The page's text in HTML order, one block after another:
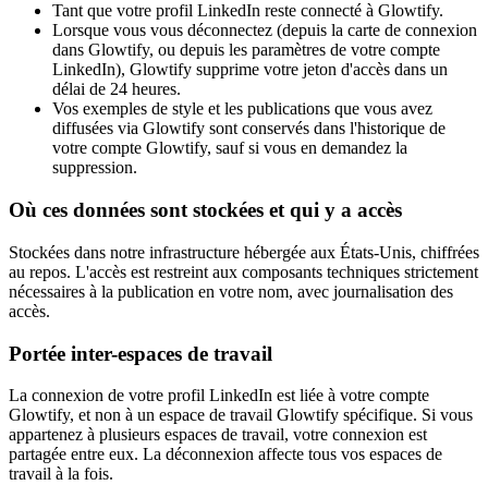
Tant que votre profil LinkedIn reste connecté à Glowtify.
Lorsque vous vous déconnectez (depuis la carte de connexion
dans Glowtify, ou depuis les paramètres de votre compte
LinkedIn), Glowtify supprime votre jeton d'accès dans un
délai de 24 heures.
Vos exemples de style et les publications que vous avez
diffusées via Glowtify sont conservés dans l'historique de
votre compte Glowtify, sauf si vous en demandez la
suppression.
Où ces données sont stockées et qui y a accès
Stockées dans notre infrastructure hébergée aux États-Unis, chiffrées
au repos. L'accès est restreint aux composants techniques strictement
nécessaires à la publication en votre nom, avec journalisation des
accès.
Portée inter-espaces de travail
La connexion de votre profil LinkedIn est liée à votre compte
Glowtify, et non à un espace de travail Glowtify spécifique. Si vous
appartenez à plusieurs espaces de travail, votre connexion est
partagée entre eux. La déconnexion affecte tous vos espaces de
travail à la fois.